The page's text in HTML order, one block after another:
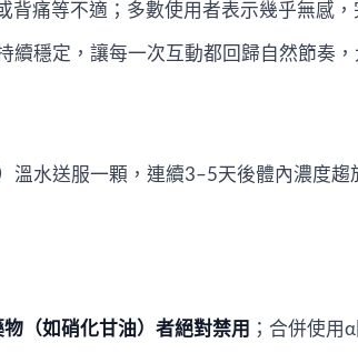
痛等不適；多數使用者表示幾乎無感，
穩定，讓每一次互動都回歸自然節奏
溫水送服一顆，連續3–5天後體內濃度
（如硝化甘油）者絕對禁用 ；合併使用